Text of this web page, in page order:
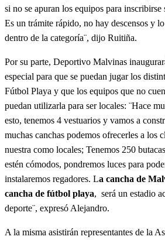
si no se apuran los equipos para inscribirse
Es un trámite rápido, no hay descensos y
dentro de la categoría¨, dijo Ruitiña.
Por su parte, Deportivo Malvinas
especial para que se puedan jugar los
Fútbol Playa y que los equipos que no
puedan utilizarla para ser locales: ¨Hace
esto, tenemos 4 vestuarios y vamos a
muchas canchas podemos ofrecerles a los
nuestra como locales; Tenemos 250
estén cómodos, pondremos luces para
instalaremos regadores. La cancha de
cancha de fútbol playa, será un estadio
deporte¨, expresó Alejandro.
A la misma asistirán representantes de la